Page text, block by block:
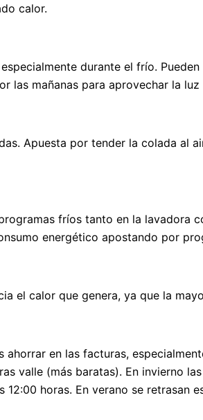
calor.
durante el frío.
las mañanas para aprovechar la
Apuesta por tender la colada al
fríos tanto en la lavadora
energético apostando por
el calor que genera, ya que la
en las facturas,
valle (más baratas). En invierno
horas. En verano se